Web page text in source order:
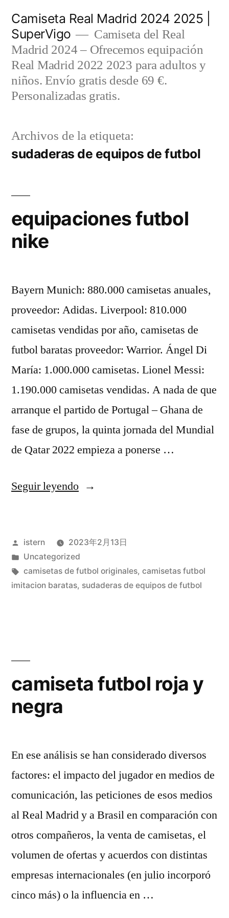
contenido
Camiseta Real Madrid 2024 2025 |
SuperVigo
Camiseta del Real
Madrid 2024 – Ofrecemos equipación
Real Madrid 2022 2023 para adultos y
niños. Envío gratis desde 69 €.
Personalizadas gratis.
Archivos de la etiqueta:
sudaderas de equipos de futbol
equipaciones futbol
nike
Bayern Munich: 880.000 camisetas anuales,
proveedor: Adidas. Liverpool: 810.000
camisetas vendidas por año, camisetas de
futbol baratas proveedor: Warrior. Ángel Di
María: 1.000.000 camisetas. Lionel Messi:
1.190.000 camisetas vendidas. A nada de que
arranque el partido de Portugal – Ghana de
fase de grupos, la quinta jornada del Mundial
de Qatar 2022 empieza a ponerse …
Seguir leyendo«equipaciones
Publicado
por
istern
2023年2月13日
Publicado
en
Uncategorized
Etiquetas:
camisetas de futbol originales, camisetas futbol
imitacion baratas, sudaderas de equipos de futbol
camiseta futbol roja y
negra
En ese análisis se han considerado diversos
factores: el impacto del jugador en medios de
comunicación, las peticiones de esos medios
al Real Madrid y a Brasil en comparación con
otros compañeros, la venta de camisetas, el
volumen de ofertas y acuerdos con distintas
empresas internacionales (en julio incorporó
cinco más) o la influencia en …